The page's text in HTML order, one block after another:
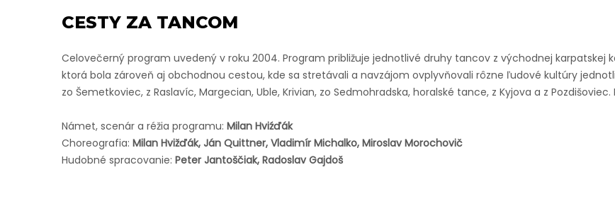
CESTY ZA TANCOM
Celovečerný program uvedený v roku 2004. Program približuje jednotlivé druhy tancov z východnej karpatskej
ktorá bola zároveň aj obchodnou cestou, kde sa stretávali a navzájom ovplyvňovali rôzne ľudové kultúry
zo Šemetkoviec, z Raslavíc, Margecian, Uble, Krivian, zo Sedmohradska, horalské tance, z Kyjova a z
Námet, scenár a réžia programu: Milan Hviźďák
Choreografia: Milan Hvižďák, Ján Quittner, Vladimír Michalko, Miroslav Morochovič
Hudobné spracovanie: Peter Jantoščiak, Radoslav Gajdoš